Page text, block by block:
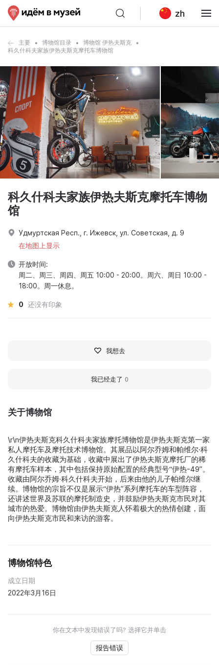
zh
主要 博物馆目录
博物馆 伊热夫斯克
科久什科夫家族伊热夫斯克摩托车博物馆
关于博物馆
\r\n伊热夫斯克科久什科夫家族摩托博物馆是伊热夫斯克第一家
私人摩托车及摩托技术博物馆。其展品以阿尔乔姆和帕维尔·科
久什科夫的收藏为基础，收藏中展出了伊热夫斯克摩托厂的稀
有摩托车样本，其中包括保持原始配置的经典型号“伊热-49”。
收藏由阿尔乔姆·科久什科夫开始，后来由他的儿子帕维尔继
续。博物馆的宗旨不仅是展示“伊热”系列摩托车的车型阵容，
还讲述世界及苏联的摩托制造史，并鼓励伊热夫斯克市民对其
城市的热爱。博物馆由伊热夫斯克人怀着极大的热情创建，面
向伊热夫斯克市民和来访的游客。
博物馆特色
成立日期
2022年3月16日
你在文本中发现错误了吗? 选择它并单击
报告错误
科久什科夫家族伊热夫斯克摩托车博物
馆
Удмуртская Респ., г. Ижевск, ул. Советская, д. 9
在地图上显示
开放时间:
周二、周三、周四、周五 10:00 - 20:00。周六、周日 10:00 -
18:00。周一休息。
0 还没有印象
我想去
我已经走了 0